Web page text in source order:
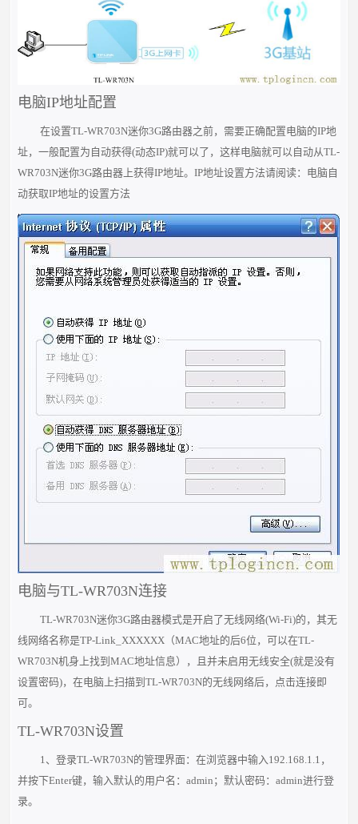
电脑IP地址配置
在设置TL-WR703N迷你3G路由器之前，需要正确配置电脑的IP地
址，一般配置为自动获得(动态IP)就可以了，这样电脑就可以自动从TL-
WR703N迷你3G路由器上获得IP地址。IP地址设置方法请阅读：电脑自
动获取IP地址的设置方法
电脑与TL-WR703N连接
TL-WR703N迷你3G路由器模式是开启了无线网络(Wi-Fi)的，其无
线网络名称是TP-Link_XXXXXX（MAC地址的后6位，可以在TL-
WR703N机身上找到MAC地址信息），且并未启用无线安全(就是没有
设置密码)，在电脑上扫描到TL-WR703N的无线网络后，点击连接即
可。
TL-WR703N设置
1、登录TL-WR703N的管理界面：在浏览器中输入192.168.1.1，
并按下Enter键，输入默认的用户名：admin；默认密码：admin进行登
录。